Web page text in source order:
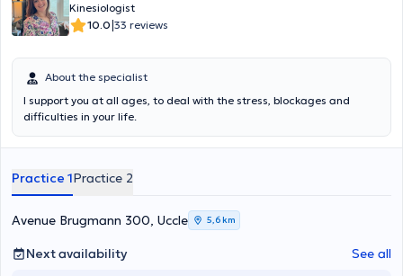
Kinesiologist
10.0|33 reviews
About the specialist
I support you at all ages, to deal with the stress, blockages and
difficulties in your life.
Practice 1Practice 2
Avenue Brugmann 300, Uccle 5,6 km
Next availability See all